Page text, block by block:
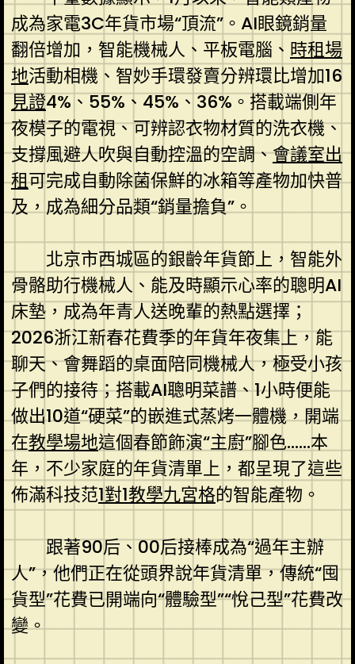
成為家電3C年貨市場“頂流”。AI眼鏡銷量
翻倍增加，智能機械人、平板電腦、 時租場
地活動相機、智妙手環發賣分辨環比增加16
見證4%、55%、45%、36%。搭載端側年
夜模子的電視、可辨認衣物材質的洗衣機、
支撐風避人吹與自動控溫的空調、會議室出
租可完成自動除菌保鮮的冰箱等產物加快普
及，成為細分品類“銷量擔負”。
北京市西城區的銀齡年貨節上，智能外
骨骼助行機械人、能及時顯示心率的聰明AI
床墊，成為年青人送晚輩的熱點選擇；
2026浙江新春花費季的年貨年夜集上，能
聊天、會舞蹈的桌面陪同機械人，極受小孩
子們的接待；搭載AI聰明菜譜、1小時便能
做出10道“硬菜”的嵌進式蒸烤一體機，開端
在教學場地這個春節飾演“主廚”腳色……本
年，不少家庭的年貨清單上，都呈現了這些
佈滿科技范1對1教學九宮格的智能產物。
跟著90后、00后接棒成為“過年主辦
人”，他們正在從頭界說年貨清單，傳統“囤
貨型”花費已開端向“體驗型”“悅己型”花費改
變。